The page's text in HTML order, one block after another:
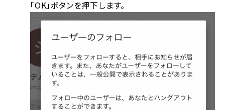
「OK」ボタンを押下します。